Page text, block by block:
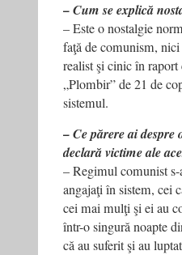
– Cum se explică
– Este o nostalgie
faţă de comunism,
realist şi cinic în raport
„Plombir” de 21 de
sistemul.
– Ce părere ai
declară victime ale
– Regimul comunist
angajaţi în sistem, cei
cei mai mulţi şi ei au
într-o singură noapte
că au suferit şi au